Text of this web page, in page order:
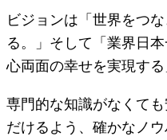
ビジョンは「世界をつ
る。」そして「業界日
心両面の幸せを実現する
専門的な知識がなくて
だけるよう、確かなノ